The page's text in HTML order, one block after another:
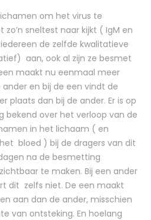
om het virus te
sneltest naar kijkt ( IgM en
de zelfde kwalitatieve
aan, ook al zijn ze besmet
maakt nu eenmaal meer
en bij de een vindt de
plaats dan bij de ander. Er is op
bekend over het verloop van de
in het lichaam ( en
bloed ) bij de dragers van dit
na de besmetting
te maken. Bij een ander
dit zelfs niet. De een maakt
aan dan de ander, misschien
van ontsteking. En hoelang